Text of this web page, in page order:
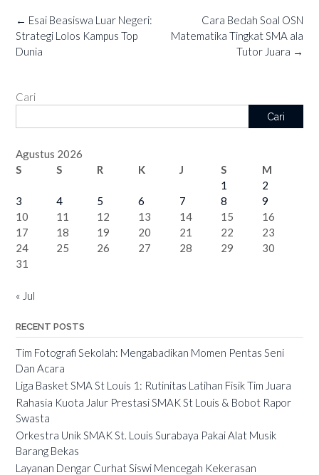
Post
navigation
Cara Bedah Soal OSN
Matematika Tingkat SMA ala
Tutor Juara →
← Esai Beasiswa Luar Negeri:
Strategi Lolos Kampus Top
Dunia
Cari
Cari
Agustus 2026
S
S R K J S
M
1
2
3
4 5 6 7 8
9
10
11 12 13 14 15
16
17
18 19 20 21 22
23
24
25 26 27 28 29
30
31
« Jul
RECENT POSTS
Tim Fotografi Sekolah: Mengabadikan Momen Pentas Seni
Dan Acara
Liga Basket SMA St Louis 1: Rutinitas Latihan Fisik Tim Juara
Rahasia Kuota Jalur Prestasi SMAK St Louis & Bobot Rapor
Swasta
Orkestra Unik SMAK St. Louis Surabaya Pakai Alat Musik
Barang Bekas
Layanan Dengar Curhat Siswi Mencegah Kekerasan